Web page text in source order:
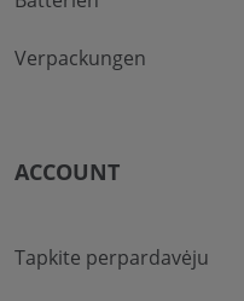
Verpackungen
ACCOUNT
Tapkite perpardavėju